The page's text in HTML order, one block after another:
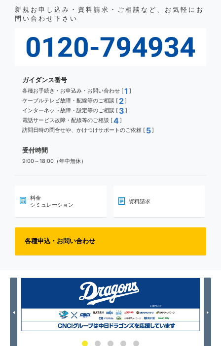
新規お申し込み・資料請求・ご相談など、お気軽にお
問い合わせ下さい
ガイダンス番号
各種お手続き・お申込み・お問い合わせ [1 ]
ケーブルテレビ故障・配線等のご相談 [ 2]
インターネット故障・設定等のご相談 [ 3 ]
電話サービス故障・配線等のご相談 [4]
訪問日時の問合せや、かけつけサポートのご依頼 [ 5]
受付時間
9:00～18:00（年中無休）
料金
シミュレーション
資料請求
各種申込・お問い合わせ
Previous Next